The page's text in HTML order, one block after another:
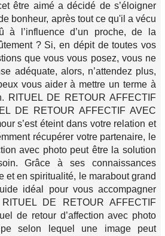
être aimé a décidé de s’éloigner
bonheur, après tout ce qu'il a vécu
à l’influence d’un proche, de la
? Si, en dépit de toutes vos
que vous vous posez, vous ne
adéquate, alors, n’attendez plus,
vous aider à mettre un terme à
RITUEL DE RETOUR AFFECTIF
DE RETOUR AFFECTIF AVEC
s’est éteint dans votre relation et
récupérer votre partenaire, le
avec photo peut être la solution
Grâce à ses connaissances
et en spiritualité, le marabout grand
idéal pour vous accompagner
DE RETOUR AFFECTIF
de retour d’affection avec photo
selon lequel une image peut